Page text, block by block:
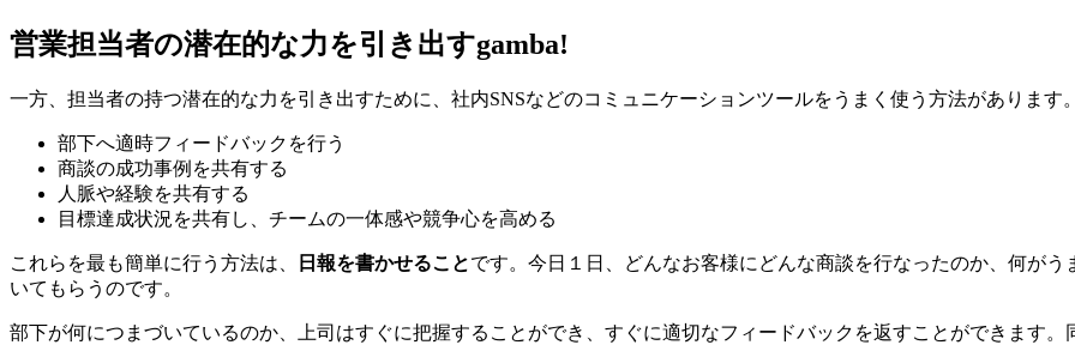
営業担当者の潜在的な力を引き出すgamba!
一方、担当者の持つ潜在的な力を引き出すために、社内SNSなどのコミュニケーションツールをうまく使う方法があります
部下へ適時フィードバックを行う
商談の成功事例を共有する
人脈や経験を共有する
目標達成状況を共有し、チームの一体感や競争心を高める
これらを最も簡単に行う方法は、 日報を書かせることです。今日１日、どんなお客様にどんな商談を行なったのか、何が
いてもらうのです。
部下が何につまづいているのか、上司はすぐに把握することができ、すぐに適切なフィードバックを返すことができます